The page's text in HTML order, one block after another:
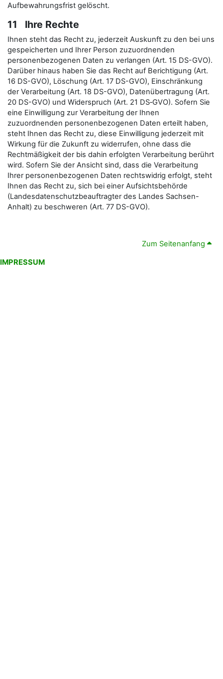
Aufbewahrungsfrist gelöscht.
11 Ihre Rechte
Ihnen steht das Recht zu, jederzeit Auskunft zu den bei uns
gespeicherten und Ihrer Person zuzuordnenden
personenbezogenen Daten zu verlangen (Art. 15 DS-GVO).
Darüber hinaus haben Sie das Recht auf Berichtigung (Art.
16 DS-GVO), Löschung (Art. 17 DS-GVO), Einschränkung
der Verarbeitung (Art. 18 DS-GVO), Datenübertragung (Art.
20 DS-GVO) und Widerspruch (Art. 21 DS‑GVO). Sofern Sie
eine Einwilligung zur Verarbeitung der Ihnen
zuzuordnenden personenbezogenen Daten erteilt haben,
steht Ihnen das Recht zu, diese Einwilligung jederzeit mit
Wirkung für die Zukunft zu widerrufen, ohne dass die
Rechtmäßigkeit der bis dahin erfolgten Verarbeitung berührt
wird. Sofern Sie der Ansicht sind, dass die Verarbeitung
Ihrer personenbezogenen Daten rechtswidrig erfolgt, steht
Ihnen das Recht zu, sich bei einer Aufsichtsbehörde
(Landesdatenschutzbeauftragter des Landes Sachsen-
Anhalt) zu beschweren (Art. 77 DS-GVO).
Zum Seitenanfang
IMPRESSUM